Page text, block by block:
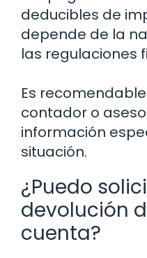
deducibles de
depende de la
las regulaciones
Es
contador o
información
situación.
¿Puedo
devolución
cuenta?